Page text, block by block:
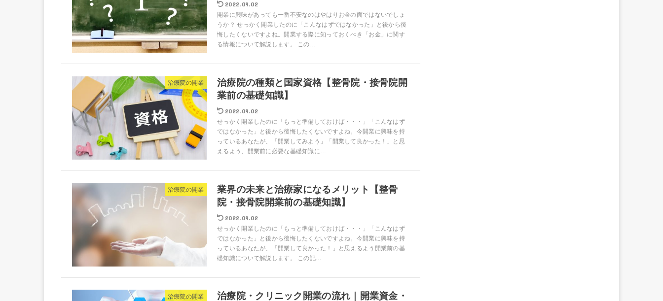
2022.09.02
開業に興味があっても一番不安なのはやはりお金の面ではないでしょ
うか？ せっかく開業したのに「こんなはずではなかった」と後から後
悔したくないですよね。開業する際に知っておくべき「お金」に関す
る情報について解説します。 この…
治療院の開業
治療院の種類と国家資格【整骨院・接骨院開
業前の基礎知識】
2022.09.02
せっかく開業したのに「もっと準備しておけば・・・」「こんなはず
ではなかった」と後から後悔したくないですよね。今開業に興味を持
っているあなたが、「開業してみよう」「開業して良かった！」と思
えるよう、開業前に必要な基礎知識に…
治療院の開業
業界の未来と治療家になるメリット【整骨
院・接骨院開業前の基礎知識】
2022.09.02
せっかく開業したのに「もっと準備しておけば・・・」「こんなはず
ではなかった」と後から後悔したくないですよね。今開業に興味を持
っているあなたが、「開業して良かった！」と思えるよう開業前の基
礎知識について解説します。 この記…
治療院の開業
治療院・クリニック開業の流れ｜開業資金・